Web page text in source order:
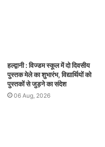
हल्द्वानी : विज्डम स्कूल में दो दिवसीय
पुस्तक मेले का शुभारंभ, विद्यार्थियों को
पुस्तकों से जुड़ने का संदेश
06 Aug, 2026